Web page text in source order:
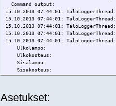
Command output:
15.10.2013 07:44:01:
15.10.2013 07:44:01:
15.10.2013 07:44:01:
15.10.2013 07:44:01:
15.10.2013 07:44:01: TaloLoggerThread:
Ulkolampo:
Ulkokosteus:
Sisalampo:
Sisakosteus:
Asetukset: